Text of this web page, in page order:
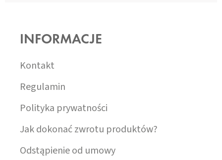
INFORMACJE
Kontakt
Regulamin
Polityka prywatności
Jak dokonać zwrotu produktów?
Odstąpienie od umowy